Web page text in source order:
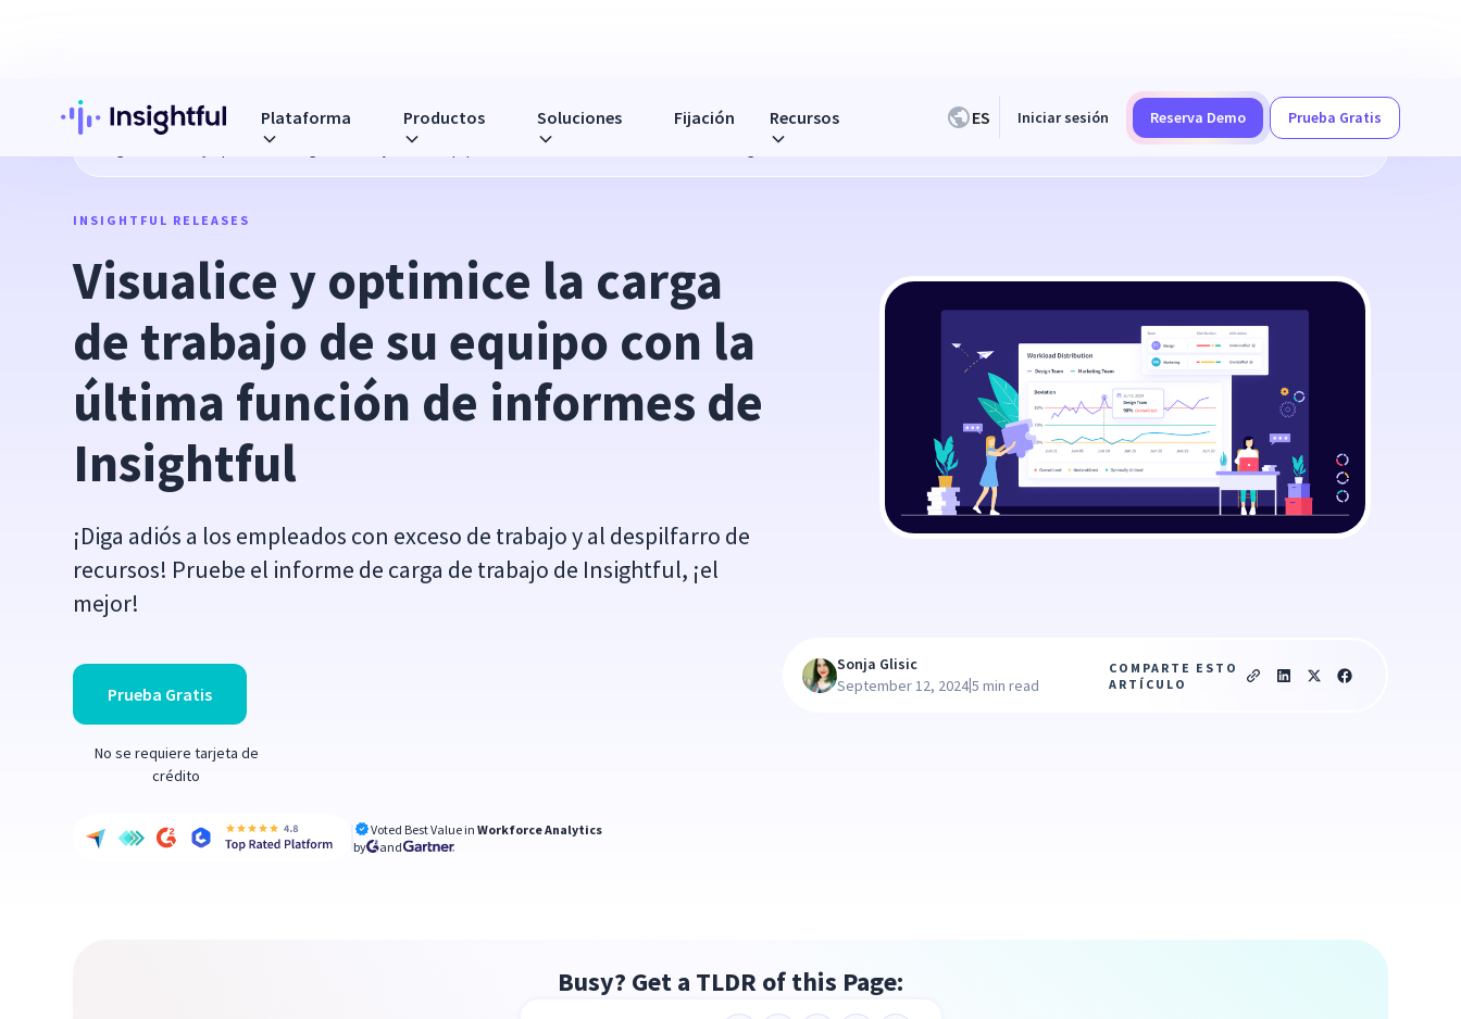
Plataforma Productos Soluciones Fijación Recursos ES Iniciar sesión Reserva Demo
Prueba Gratis
Visualice y optimice la carga de trabajo de su equipo con la última función de informes de Insightful
INSIGHTFUL RELEASES
Visualice y optimice la carga
de trabajo de su equipo con la
última función de informes de
Insightful
¡Diga adiós a los empleados con exceso de trabajo y al despilfarro de
recursos! Pruebe el informe de carga de trabajo de Insightful, ¡el
mejor!
Prueba Gratis
No se requiere tarjeta de
crédito
Voted Best Value inWorkforce Analytics
by
and
Sonja Glisic
September 12, 2024|5 min read
COMPARTE ESTO
ARTÍCULO
Busy? Get a TLDR of this Page: